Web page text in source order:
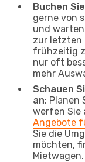
Buchen
gerne von
und
zur letzten
frühzeitig
nur oft
mehr
Schauen
an: Planen
werfen Sie
Angebote
Sie die
möchten,
Mietwagen.